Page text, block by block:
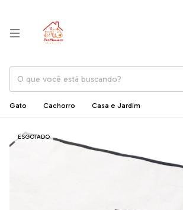
Gato Cachorro Casa e Jardim
ESGOTADO